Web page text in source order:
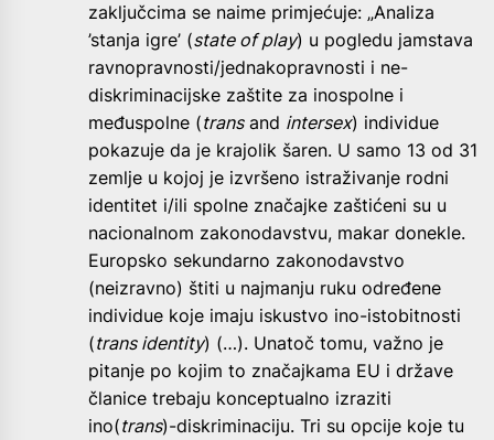
zaključcima se naime primjećuje: „Analiza
’stanja igre’ (state of play) u pogledu jamstava
ravnopravnosti/jednakopravnosti i ne-
diskriminacijske zaštite za inospolne i
međuspolne (transand intersex) individue
pokazuje da je krajolik šaren. U samo 13 od 31
zemlje u kojoj je izvršeno istraživanje rodni
identitet i/ili spolne značajke zaštićeni su u
nacionalnom zakonodavstvu, makar donekle.
Europsko sekundarno zakonodavstvo
(neizravno) štiti u najmanju ruku određene
individue koje imaju iskustvo ino-istobitnosti
(trans identity) (…). Unatoč tomu, važno je
pitanje po kojim to značajkama EU i države
članice trebaju konceptualno izraziti
ino(trans)-diskriminaciju. Tri su opcije koje tu